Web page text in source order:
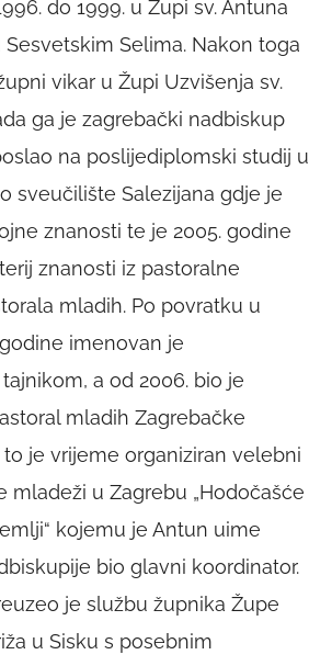
do 1999. u Župi sv. Antuna
Selima. Nakon toga
vikar u Župi Uzvišenja sv.
ga je zagrebački nadbiskup
na poslijediplomski studij u
sveučilište Salezijana gdje je
znanosti te je 2005. godine
znanosti iz pastoralne
mladih. Po povratku u
imenovan je
a od 2006. bio je
mladih Zagrebačke
je vrijeme organiziran velebni
mladeži u Zagrebu „Hodočašće
kojemu je Antun uime
bio glavni koordinator.
je službu župnika Župe
u Sisku s posebnim